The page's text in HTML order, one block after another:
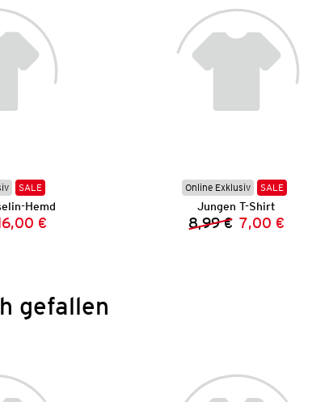
SALE
Hemd
Preis:
Preis:
€
Online Exklusiv SALE
Jungen T-Shirt
Vorheriger
8,99 € Neuer Preis:
7,00 €
gefallen